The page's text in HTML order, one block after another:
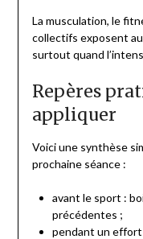
La musculation, le
collectifs exposent
surtout quand
Repères
appliquer
Voici une synthèse
prochaine séance :
avant le sport :
précédentes ;
pendant un